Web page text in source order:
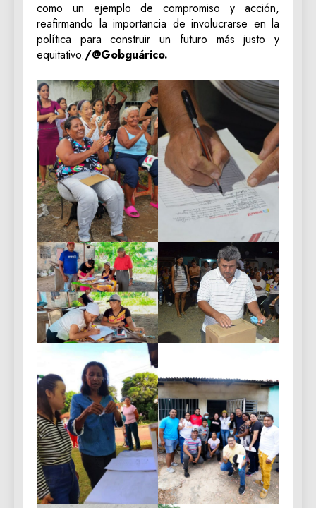
como un ejemplo de compromiso y acción,
reafirmando la importancia de involucrarse en la
política para construir un futuro más justo y
equitativo./@Gobguárico.